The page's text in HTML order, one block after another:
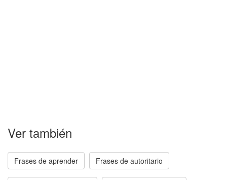
Ver también
Frases de aprender Frases de autoritario